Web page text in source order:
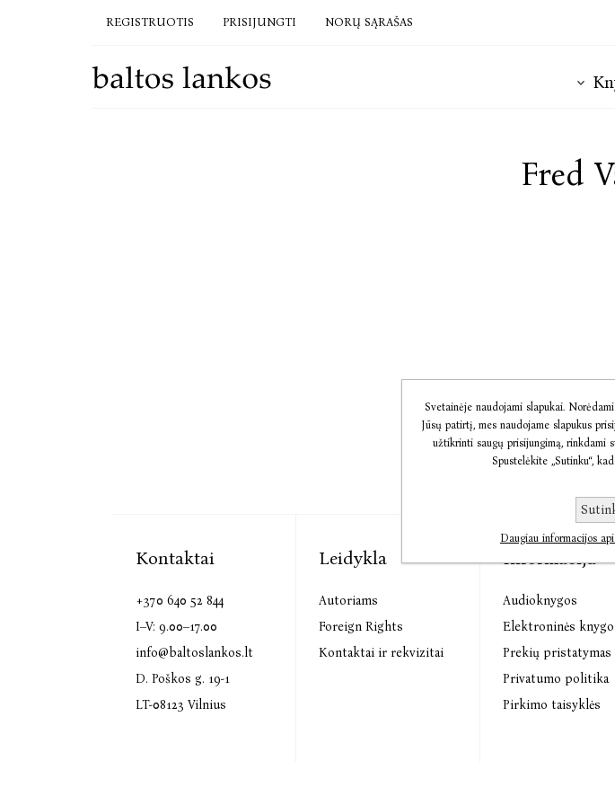
REGISTRUOTIS PRISIJUNGTI NORŲ SĄRAŠAS
Fred
Kontaktai
+370 640 52 844
I–V: 9.00–17.00
info@baltoslankos.lt
D. Poškos g. 19-1
LT-08123 Vilnius
Leidykla
Autoriams
Foreign Rights
Kontaktai ir rekvizitai
Informacija
Audioknygos
Elektroninės
Prekių pristatymas
Privatumo politika
Pirkimo taisyklės
Svetainėje naudojami slapukai.
Jūsų patirtį, mes naudojame slapukus
užtikrinti saugų prisijungimą, rinkdami
Spustelėkite „Sutinku“,
Daugiau informacijos